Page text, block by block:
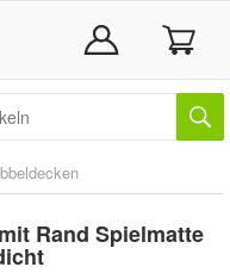
Rand Spielmatte